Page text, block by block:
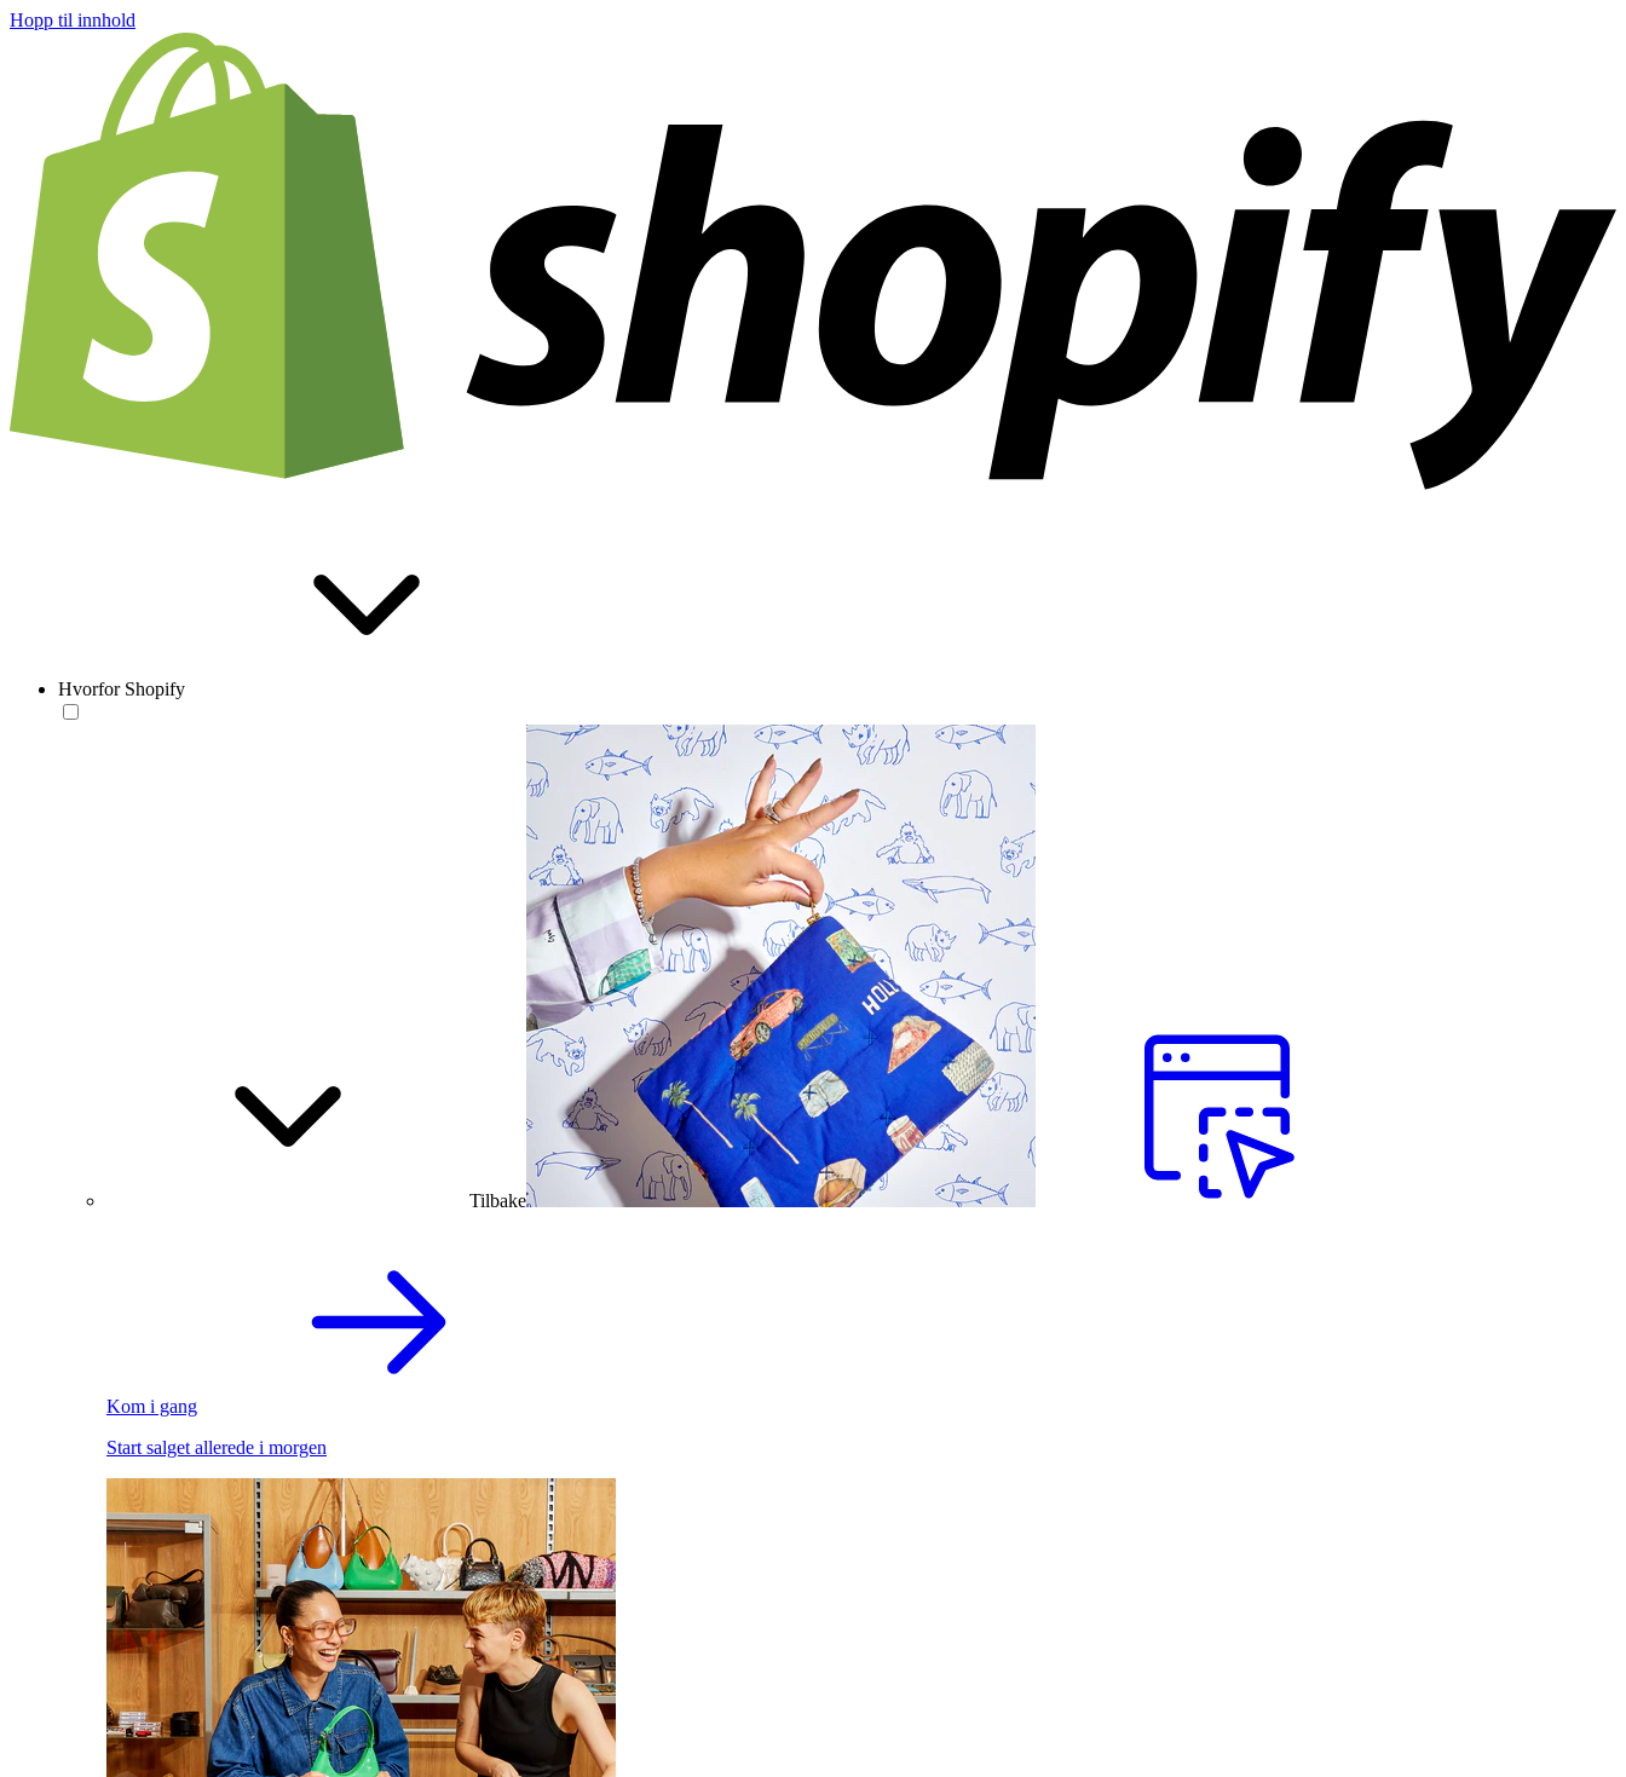
Hopp til innhold
Hvorfor Shopify
Tilbake
Kom i gang
Start salget allerede i morgen